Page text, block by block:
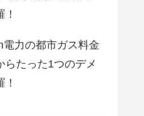
電力の都市ガス料金
らたった1つのデメ